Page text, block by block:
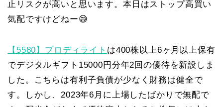
止リスクが高いと思います。本日はストップ高買い
気配ですけどねー😅
【5580】プロディライト は400株以上6ヶ月以上保有
でデジタルギフト15000円分年2回の優待を新設しま
した。こちらは有利子負債が少なく財務は健全で
す。しかし、2023年6月に上場したばかりで無配で